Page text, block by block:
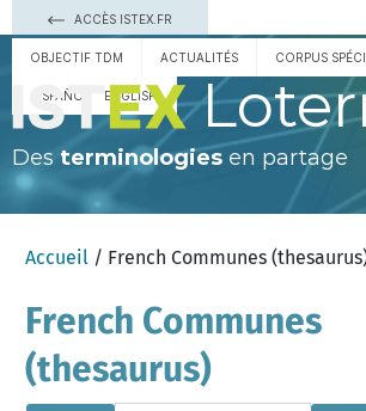
ACCÈS ISTEX.FR
OBJECTIF TDM ACTUALITÉS CORPUS
ESPAÑOL ENGLISH
Des terminologies en partage
Accueil / French Communes
French Communes
(thesaurus)